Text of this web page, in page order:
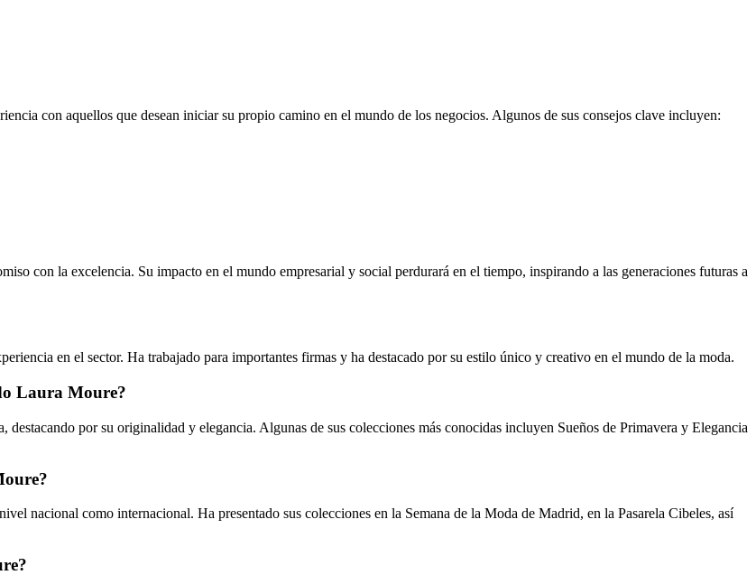
con aquellos que desean iniciar su propio camino en el mundo de los negocios. Algunos de sus consejos clave incluyen:
con la excelencia. Su impacto en el mundo empresarial y social perdurará en el tiempo, inspirando a las generaciones futuras a
en el sector. Ha trabajado para importantes firmas y ha destacado por su estilo único y creativo en el mundo de la moda.
Laura Moure?
por su originalidad y elegancia. Algunas de sus colecciones más conocidas incluyen Sueños de Primavera y Elegancia
nacional como internacional. Ha presentado sus colecciones en la Semana de la Moda de Madrid, en la Pasarela Cibeles, así